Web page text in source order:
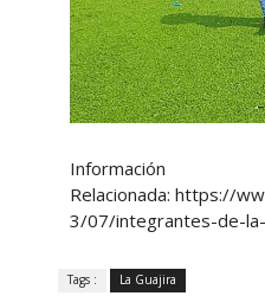
Información
Relacionada: https://
3/07/integrantes-de-
Tags : La Guajira